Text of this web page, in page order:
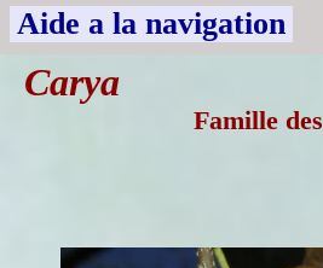
Aide a la navigation
Carya
Famille des